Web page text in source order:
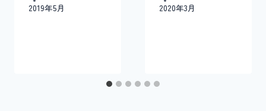
2019年5月
2020年3月